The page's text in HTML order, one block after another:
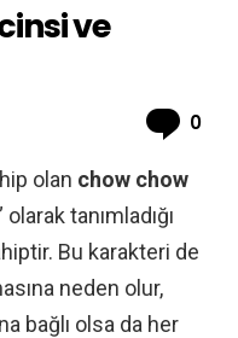
ve
0
olan chow chow
olarak tanımladığı
Bu karakteri de
neden olur,
bağlı olsa da her